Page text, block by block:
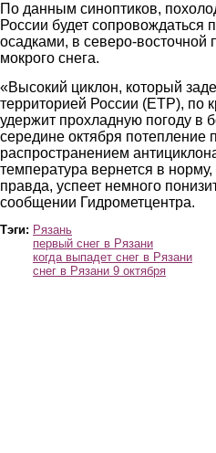
По данным синоптиков,
России будет
осадками, в северо-
мокрого снега.
«Высокий циклон, который
территорией России (ЕТР), по
удержит прохладную погоду в
середине октября потепление
распространением
температура вернется в
правда, успеет немного
сообщении Гидрометцентра.
Тэги: Рязань
первый снег в Рязани
когда выпадет снег в Рязани
снег в Рязани 9 октября